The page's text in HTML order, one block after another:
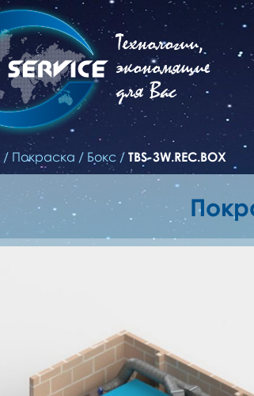
Технологии,
экономящие
для Вас
/ Покраска / Бокс / TBS-3W.REC.BOX